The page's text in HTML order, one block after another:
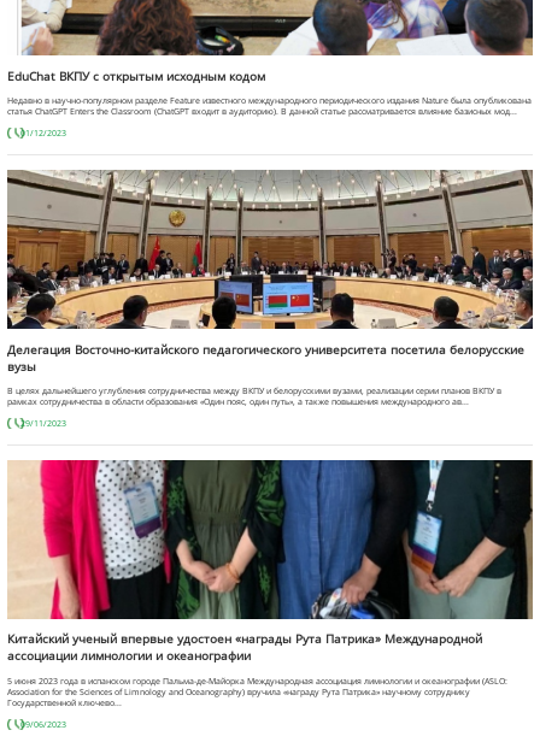
EduChat ВКПУ с открытым исходным кодом
Недавно в научно-популярном разделе Feature известного международного периодического издания Nature была опубликована
статья ChatGPT Enters the Classroom (ChatGPT входит в аудиторию). В данной статье рассматривается влияние базисных мод...
01/12/2023
Делегация Восточно-китайского педагогического университета посетила белорусские
вузы
В целях дальнейшего углубления сотрудничества между ВКПУ и белорусскими вузами, реализации серии планов ВКПУ в
рамках сотрудничества в области образования «Один пояс, один путь», а также повышения международного ав...
29/11/2023
Китайский ученый впервые удостоен «награды Рута Патрика» Международной
ассоциации лимнологии и океанографии
5 июня 2023 года в испанском городе Пальма-де-Майорка Международная ассоциация лимнологии и океанографии (ASLO:
Association for the Sciences of Limnology and Oceanography) вручила «награду Рута Патрика» научному сотруднику
Государственной ключево...
09/06/2023